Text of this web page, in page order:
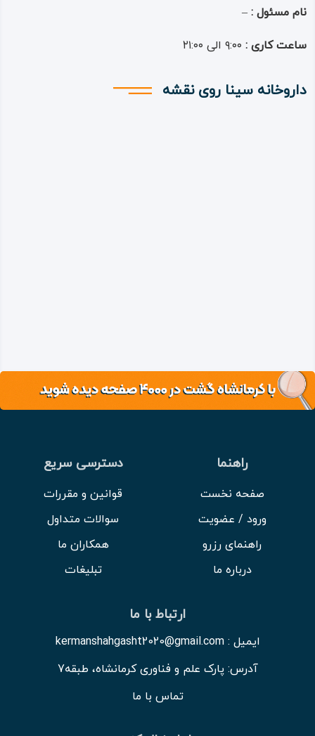
نام مسئول : –
ساعت کاری :
داروخانه سینا روی نقشه
راهنما
صفحه نخست
ورود / عضویت
راهنمای رزرو
درباره ما
دسترسی سریع
قوانین و مقررات
سوالات متداول
همکاران ما
تبلیغات
ارتباط با ما
ایمیل : kermanshahgasht2020@gmail.com
آدرس: پارک علم و فناوری کرمانشاه، طبقه7
تماس با ما